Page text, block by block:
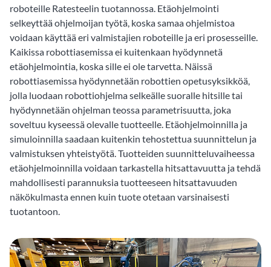
roboteille Ratesteelin tuotannossa. Etäohjelmointi
selkeyttää ohjelmoijan työtä, koska samaa ohjelmistoa
voidaan käyttää eri valmistajien roboteille ja eri prosesseille.
Kaikissa robottiasemissa ei kuitenkaan hyödynnetä
etäohjelmointia, koska sille ei ole tarvetta. Näissä
robottiasemissa hyödynnetään robottien opetusyksikköä,
jolla luodaan robottiohjelma selkeälle suoralle hitsille tai
hyödynnetään ohjelman teossa parametrisuutta, joka
soveltuu kyseessä olevalle tuotteelle. Etäohjelmoinnilla ja
simuloinnilla saadaan kuitenkin tehostettua suunnittelun ja
valmistuksen yhteistyötä. Tuotteiden suunnitteluvaiheessa
etäohjelmoinnilla voidaan tarkastella hitsattavuutta ja tehdä
mahdollisesti parannuksia tuotteeseen hitsattavuuden
näkökulmasta ennen kuin tuote otetaan varsinaisesti
tuotantoon.